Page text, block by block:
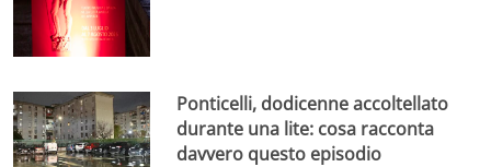
Ponticelli, dodicenne accoltellato
durante una lite: cosa racconta
davvero questo episodio